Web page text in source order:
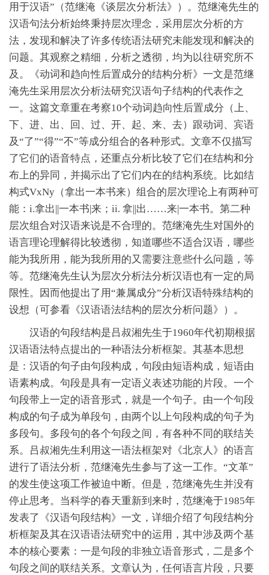
用于汉语”（范继淹《谈层次分析法》）。范继淹先生的
汉语句法分析始终秉持层次理念，采用层次分析的方
法，发现和解决了许多传统语法研究未能发现和解决的
问题。其观察之精细，分析之透彻，均为以往研究所不
及。《动词和趋向性后置成分的结构分析》一文是范继
淹先生采用层次分析法研究汉语句子结构的代表作之
一。这篇文章重在考察10个动词趋向性后置成分（上、
下、进、出、回、过、开、起、来、去）跟动词、宾语
及“了”“得”“不”等成分组合的各种形式。文章不仅描写
了它们的语音特点，还重点分析比较了它们在结构和分
布上的异同，并揭示出了它们内在的结构系统。比如结
构式VxNy（拿出一本书来）组合的层次理论上有两种可
能：i.拿出||一本书|来；ii. 拿||出……来|一本书。第二种
层次组合对汉语来说是不合理的。范继淹先生对国外的
语言理论理解得比较透彻，知道哪些不适合汉语，哪些
能为我所用，能为我所用的又需要注意些什么问题，等
等。范继淹先生认为层次分析法分析汉语也有一定的局
限性。因而他提出了用“兼属成分”分析汉语特殊结构的
设想（可参看《汉语语法结构的层次分析问题》）。
汉语的句段结构是吕叔湘先生于1960年代初期根据
汉语语法特点提出的一种语法分析框架。其基本思想
是：汉语的句子由句段构成，句段由短语构成，短语由
语素构成。句段是具有一定语义表述功能的片段。一个
句段带上一定的语音形式，就是一个句子。由一个句段
构成的句子成为单段句，由两个以上句段构成的句子为
多段句。多段句的各个句段之间，有各种不同的联结关
系。吕叔湘先生利用这一语法框架对《北京人》的语言
进行了语法分析，范继淹先生参与了这一工作。“文革”
的发生使这项工作被迫中断。但是，范继淹先生并没有
停止思考。当科学的春天重新到来时，范继淹于1985年
发表了《汉语句段结构》一文，详细介绍了句段结构分
析框架及其在汉语语法研究中的运用，其中涉及两个基
本的核心要素：一是句段的非独立语音形式，二是多个
句段之间的联结关系。文章认为，任何语言片段，只要